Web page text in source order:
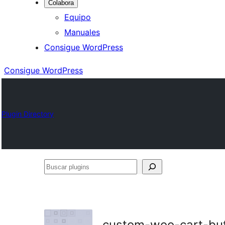
Colabora
Equipo
Manuales
Consigue WordPress
Consigue WordPress
Plugin Directory
Buscar